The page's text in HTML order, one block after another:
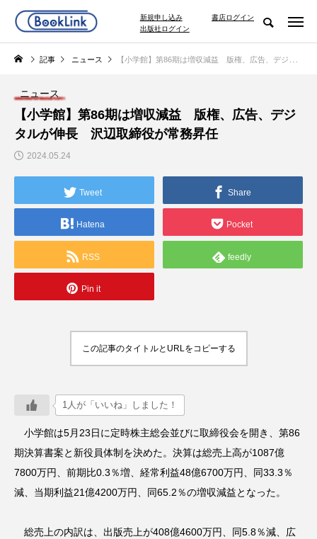
新規申し込み
書店ログイン
出版社ログイン
記事 ニュース 【小学館】第86期は増収減益 版権、広告、デジタルが伸長 沢辺取締役が常務昇任
ニュース
【小学館】第86期は増収減益 版権、広告、デジ
タルが伸長 沢辺取締役が常務昇任
2024.05.24
Tweet Share
Hatena Pocket
RSS feedly
Pin it
この記事のタイトルとURLをコピーする
1人が「いいね」しました！
小学館は5月23日に定時株主総会並びに取締役会を開き、第86
期決算書案と新役員体制を決めた。決算は総売上高が1087億
7800万円、前期比0.3％増、経常利益48億6700万円、同33.3％
減、当期利益21億4200万円、同65.2％の増収減益となった。
総売上の内訳は、出版売上が408億4600万円、同5.8％減、広